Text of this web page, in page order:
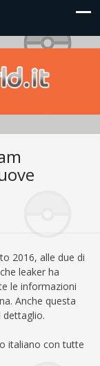
e Nintendo
2016, alle due di
leaker ha
le informazioni
Anche questa
dettaglio.
italiano con tutte